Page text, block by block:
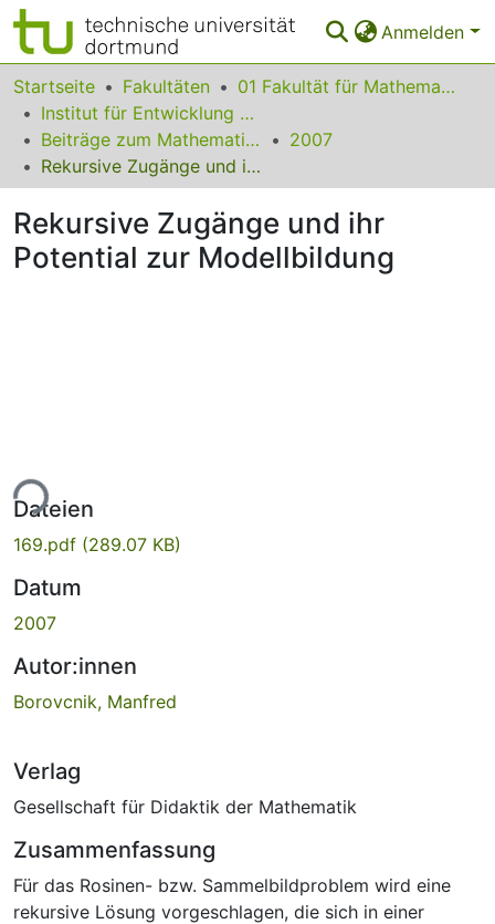
Anmelden
Bereiche & Sammlungen
Das gesamte Repositorium
Statistiken
FAQ
Leitlinien
Startseite Fakultäten
01 Fakultät für Mathematik
Institut für Entwicklung und Erforschung des Mathematikunterrichts
Beiträge zum Mathematikunterricht
2007
Rekursive Zugänge und ihr Potential zur Modellbildung
Rekursive Zugänge und ihr
Potential zur Modellbildung
Dateien
169.pdf (289.07 KB)
Datum
2007
Autor:innen
Borovcnik, Manfred
Verlag
Gesellschaft für Didaktik der Mathematik
Zusammenfassung
Für das Rosinen- bzw. Sammelbildproblem wird eine
rekursive Lösung vorgeschlagen, die sich in einer